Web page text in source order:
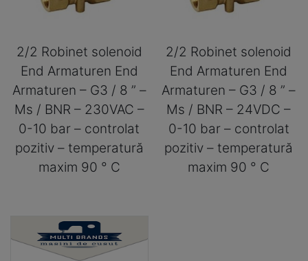
2/2 Robinet solenoid
End Armaturen End
Armaturen – G3 / 8 ” –
Ms / BNR – 230VAC –
0-10 bar – controlat
pozitiv – temperatură
maxim 90 ° C
2/2 Robinet solenoid
End Armaturen End
Armaturen – G3 / 8 ” –
Ms / BNR – 24VDC –
0-10 bar – controlat
pozitiv – temperatură
maxim 90 ° C